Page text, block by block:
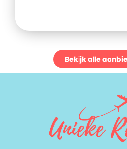
Bekijk alle